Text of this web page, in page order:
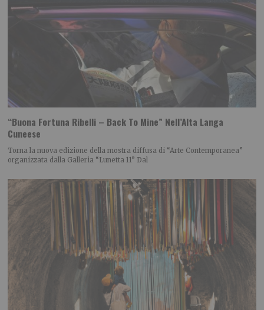
“Buona Fortuna Ribelli – Back To Mine” Nell’Alta Langa
Cuneese
Torna la nuova edizione della mostra diffusa di “Arte Contemporanea”
organizzata dalla Galleria “Lunetta 11” Dal